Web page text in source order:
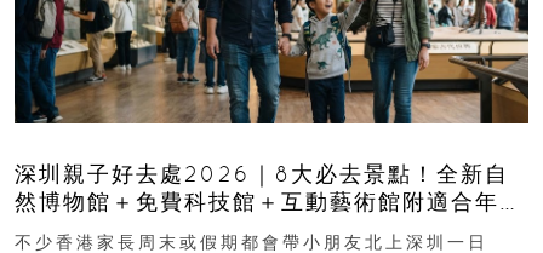
深圳親子好去處2026｜8大必去景點！全新自
然博物館＋免費科技館＋互動藝術館附適合年
齡、交通、門票、開放時間
不少香港家長周末或假期都會帶小朋友北上深圳一日